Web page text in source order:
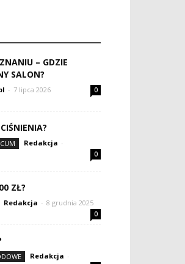
– GDZIE
SALON?
- 7 lipca 2026 0
Redakcja -
0
ZŁ?
Redakcja - 8 grudnia 2025
0
Redakcja -